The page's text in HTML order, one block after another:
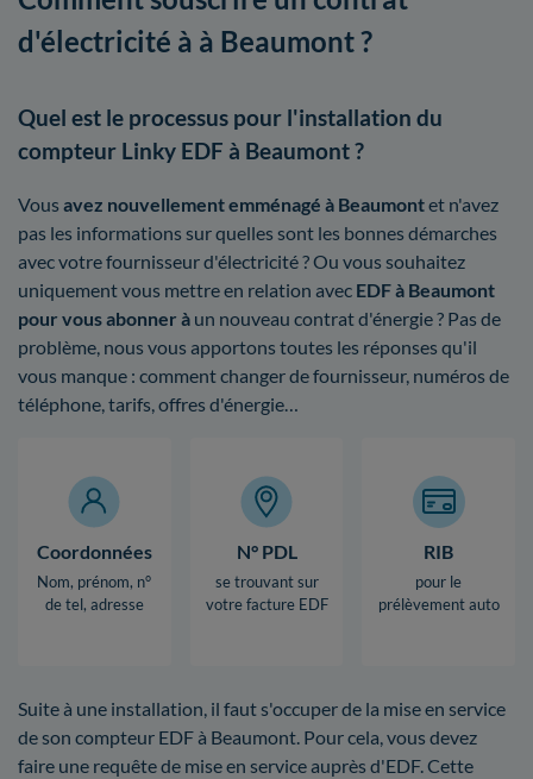
d'électricité à à Beaumont ?
Quel est le processus pour l'installation du
compteur Linky EDF à Beaumont ?
Vous avez nouvellement emménagé à Beaumontet n'avez
pas les informations sur quelles sont les bonnes démarches
avec votre fournisseur d'électricité ? Ou vous souhaitez
uniquement vous mettre en relation avec EDF à Beaumont
pour vous abonner à un nouveau contrat d'énergie ? Pas de
problème, nous vous apportons toutes les réponses qu'il
vous manque : comment changer de fournisseur, numéros de
téléphone, tarifs, offres d'énergie…
Coordonnées
Nom, prénom, n°
de tel, adresse
N° PDL
se trouvant sur
votre facture EDF
RIB
pour le
prélèvement auto
Suite à une installation, il faut s'occuper de la mise en service
de son compteur EDF à Beaumont. Pour cela, vous devez
faire une requête de mise en service auprès d'EDF. Cette